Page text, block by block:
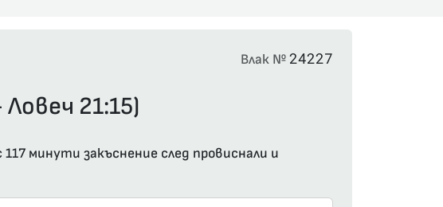
Влак №24227
21:15)
минути закъснение след провиснали и